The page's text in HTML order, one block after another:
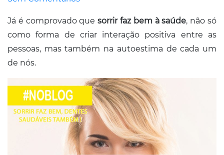
Já é comprovado quesorrir faz bem à saúde, não só
como forma de criar interação positiva entre as
pessoas, mas também na autoestima de cada um
de nós.